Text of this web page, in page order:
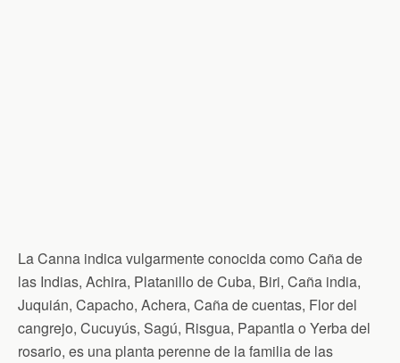
La Canna indica vulgarmente conocida como Caña de
las Indias, Achira, Platanillo de Cuba, Biri, Caña india,
Juquián, Capacho, Achera, Caña de cuentas, Flor del
cangrejo, Cucuyús, Sagú, Risgua, Papantla o Yerba del
rosario, es una planta perenne de la familia de las